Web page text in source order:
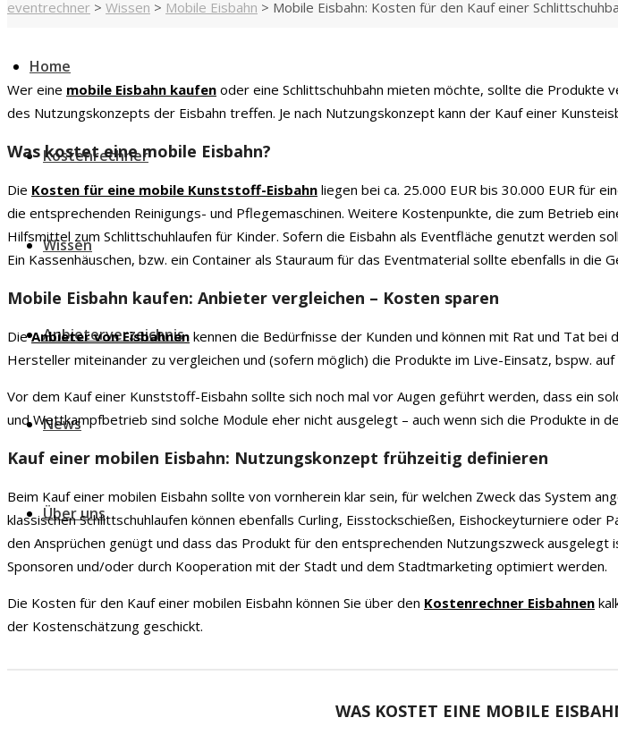
Home
Kostenrechner
Wissen
Anbieterverzeichnis
News
Über uns
eventrechner > Wissen > Mobile Eisbahn > Mobile Eisbahn: Kosten für den Kauf einer
Wer eine mobile Eisbahn kaufen oder eine Schlittschuhbahn mieten möchte, sollte die Produkte
des Nutzungskonzepts der Eisbahn treffen. Je nach Nutzungskonzept kann der Kauf einer
Was kostet eine mobile Eisbahn?
Die Kosten für eine mobile Kunststoff-Eisbahn liegen bei ca. 25.000 EUR bis 30.000 EUR für
die entsprechenden Reinigungs- und Pflegemaschinen. Weitere Kostenpunkte, die zum Betrieb
Hilfsmittel zum Schlittschuhlaufen für Kinder. Sofern die Eisbahn als Eventfläche genutzt werden
Ein Kassenhäuschen, bzw. ein Container als Stauraum für das Eventmaterial sollte ebenfalls in die
Mobile Eisbahn kaufen: Anbieter vergleichen – Kosten sparen
DieAnbieter von Eisbahnen kennen die Bedürfnisse der Kunden und können mit Rat und Tat
Hersteller miteinander zu vergleichen und (sofern möglich) die Produkte im Live-Einsatz, bspw.
Vor dem Kauf einer Kunststoff-Eisbahn sollte sich noch mal vor Augen geführt werden, dass ein
und Wettkampfbetrieb sind solche Module eher nicht ausgelegt – auch wenn sich die Produkte in
Kauf einer mobilen Eisbahn: Nutzungskonzept frühzeitig definieren
Beim Kauf einer mobilen Eisbahn sollte von vornherein klar sein, für welchen Zweck das System
klassischen Schlittschuhlaufen können ebenfalls Curling, Eisstockschießen, Eishockeyturniere
den Ansprüchen genügt und dass das Produkt für den entsprechenden Nutzungszweck
Sponsoren und/oder durch Kooperation mit der Stadt und dem Stadtmarketing optimiert werden.
Die Kosten für den Kauf einer mobilen Eisbahn können Sie über den Kostenrechner Eisbahnen
der Kostenschätzung geschickt.
WAS KOSTET EINE MOBILE